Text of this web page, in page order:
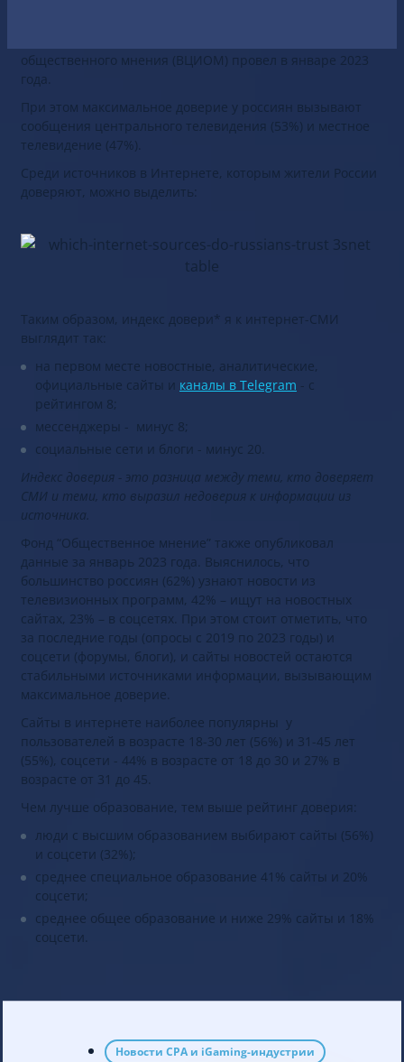
общественного мнения (ВЦИОМ) провел в январе 2023
года.
При этом максимальное доверие у россиян вызывают
сообщения центрального телевидения (53%) и местное
телевидение (47%).
Среди источников в Интернете, которым жители России
доверяют, можно выделить:
Таким образом, индекс довери* я к интернет-СМИ
выглядит так:
на первом месте новостные, аналитические,
официальные сайты и каналы в Telegram - с
рейтингом 8;
мессенджеры - минус 8;
социальные сети и блоги - минус 20.
Индекс доверия - это разница между теми, кто доверяет
СМИ и теми, кто выразил недоверия к информации из
источника.
Фонд “Общественное мнение” также опубликовал
данные за январь 2023 года. Выяснилось, что
большинство россиян (62%) узнают новости из
телевизионных программ, 42% – ищут на новостных
сайтах, 23% – в соцсетях. При этом стоит отметить, что
за последние годы (опросы с 2019 по 2023 годы) и
соцсети (форумы, блоги), и сайты новостей остаются
стабильными источниками информации, вызывающим
максимальное доверие.
Сайты в интернете наиболее популярны у
пользователей в возрасте 18-30 лет (56%) и 31-45 лет
(55%), соцсети - 44% в возрасте от 18 до 30 и 27% в
возрасте от 31 до 45.
Чем лучше образование, тем выше рейтинг доверия:
люди с высшим образованием выбирают сайты (56%)
и соцсети (32%);
среднее специальное образование 41% сайты и 20%
соцсети;
среднее общее образование и ниже 29% сайты и 18%
соцсети.
Новости CPA и iGaming-индустрии